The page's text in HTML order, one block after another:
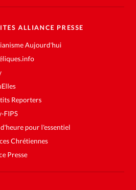
ALLIANCE PRESSE
Aujourd'hui
Reporters
FIPS
pour l'essentiel
Chrétiennes
Presse